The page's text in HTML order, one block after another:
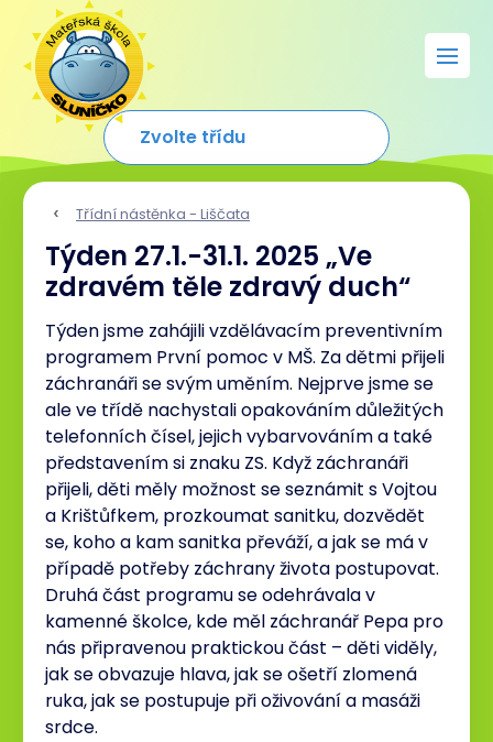
Třídní nástěnka - Liščata
Týden 27.1.-31.1. 2025 „Ve
zdravém těle zdravý duch“
Týden jsme zahájili vzdělávacím preventivním
programem První pomoc v MŠ. Za dětmi přijeli
záchranáři se svým uměním. Nejprve jsme se
ale ve třídě nachystali opakováním důležitých
telefonních čísel, jejich vybarvováním a také
představením si znaku ZS. Když záchranáři
přijeli, děti měly možnost se seznámit s Vojtou
a Krištůfkem, prozkoumat sanitku, dozvědět
se, koho a kam sanitka převáží, a jak se má v
případě potřeby záchrany života postupovat.
Druhá část programu se odehrávala v
kamenné školce, kde měl záchranář Pepa pro
nás připravenou praktickou část – děti viděly,
jak se obvazuje hlava, jak se ošetří zlomená
ruka, jak se postupuje při oživování a masáži
srdce.